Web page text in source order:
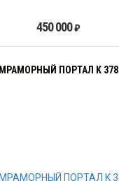
450 000₽
МРАМОРНЫЙ ПОРТАЛ K 378